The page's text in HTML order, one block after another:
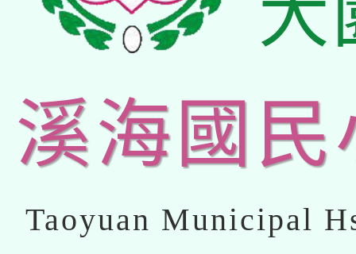
大
溪海國民
Taoyuan Municipal